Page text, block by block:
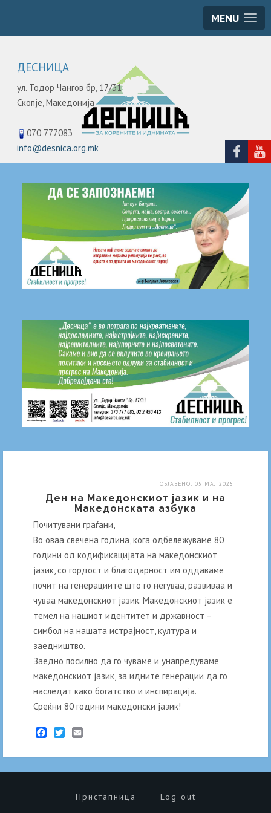
MENU
ДЕСНИЦА
ул. Тодор Чангов бр, 17/31
Скопје,Македонија
070 777083
info@desnica.org.mk
ОБЈАВЕНО: 05 МАЈ 2025
Ден на Македонскиот јазик и на
Македонската азбука
Почитувани граѓани,
Во оваа свечена година, кога одбележуваме 80
години од кодификацијата на македонскиот
јазик, со гордост и благодарност им оддаваме
почит на генерациите што го негуваа, развиваа и
чуваа македонскиот јазик. Македонскиот јазик е
темел на нашиот идентитет и државност –
симбол на нашата истрајност, култура и
заедништво.
Заедно посилно да го чуваме и унапредуваме
македонскиот јазик, за идните генерации да го
наследат како богатство и инспирација.
Среќни 80 години македонски јазик!
Пристапница Log out